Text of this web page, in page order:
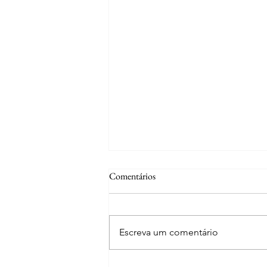
Comentários
Escreva um comentário